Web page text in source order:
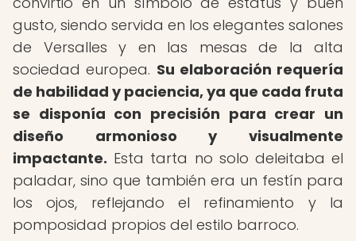
gusto, siendo servida en los elegantes salones
de Versalles y en las mesas de la alta
sociedad europea. Su elaboración requería
de habilidad y paciencia, ya que cada fruta
se disponía con precisión para crear un
diseño armonioso y visualmente
impactante. Esta tarta no solo deleitaba el
paladar, sino que también era un festín para
los ojos, reflejando el refinamiento y la
pomposidad propios del estilo barroco.